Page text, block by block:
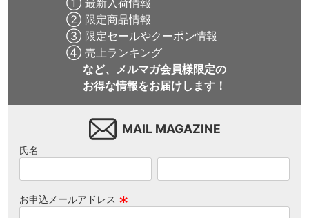
② 限定商品情報
③ 限定セールやクーポン情報
④ 売上ランキング
など、メルマガ会員様限定の
お得な情報をお届けします！
MAIL MAGAZINE
氏名
お申込メールアドレス